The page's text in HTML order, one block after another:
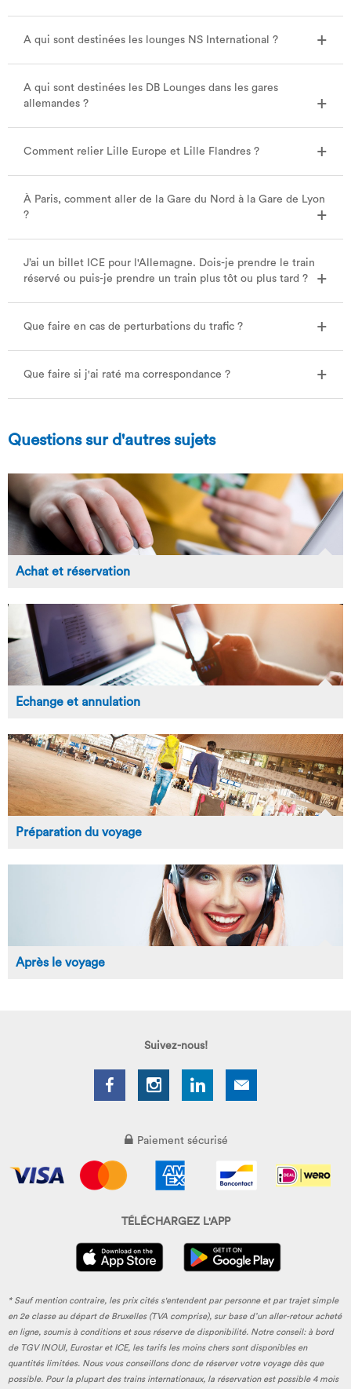
A qui sont destinées les lounges NS International ?
A qui sont destinées les DB Lounges dans les gares
allemandes ?
Comment relier Lille Europe et Lille Flandres ?
À Paris, comment aller de la Gare du Nord à la Gare de Lyon
?
J’ai un billet ICE pour l'Allemagne. Dois-je prendre le train
réservé ou puis-je prendre un train plus tôt ou plus tard ?
Que faire en cas de perturbations du trafic ?
Que faire si j'ai raté ma correspondance ?
Questions sur d'autres sujets
Achat et réservation
Echange et annulation
Préparation du voyage
Après le voyage
Suivez-nous!
Paiement sécurisé
TÉLÉCHARGEZ L'APP
* Sauf mention contraire, les prix cités s'entendent par personne et par trajet simple
en 2e classe au départ de Bruxelles (TVA comprise), sur base d’un aller-retour acheté
en ligne, soumis à conditions et sous réserve de disponibilité. Notre conseil: à bord
de TGV INOUI, Eurostar et ICE, les tarifs les moins chers sont disponibles en
quantités limitées. Nous vous conseillons donc de réserver votre voyage dès que
possible. Pour la plupart des trains internationaux, la réservation est possible 4 mois